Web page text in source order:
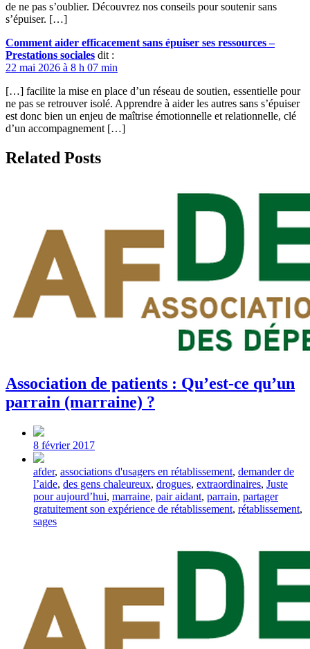
de ne pas s’oublier. Découvrez nos conseils pour soutenir sans
s’épuiser. […]
Comment aider efficacement sans épuiser ses ressources –
Prestations sociales dit :
22 mai 2026 à 8 h 07 min
[…] facilite la mise en place d’un réseau de soutien, essentielle pour
ne pas se retrouver isolé. Apprendre à aider les autres sans s’épuiser
est donc bien un enjeu de maîtrise émotionnelle et relationnelle, clé
d’un accompagnement […]
Related Posts
Association de patients : Qu’est-ce qu’un
parrain (marraine) ?
Post
date
8 février 2017
Tagged
with
afder, associations d'usagers en rétablissement, demander de
l’aide, des gens chaleureux, drogues, extraordinaires, Juste
pour aujourd’hui, marraine, pair aidant, parrain, partager
gratuitement son expérience de rétablissement, rétablissement,
sages